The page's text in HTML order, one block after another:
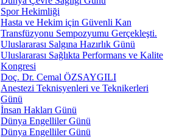
Spor Hekimliği
Hasta ve Hekim için Güvenli Kan
Transfüzyonu Sempozyumu Gerçekleşti.
Uluslararası Salgına Hazırlık Günü
Uluslararası Sağlıkta Performans ve Kalite
Kongresi
Doç. Dr. Cemal ÖZSAYGILI
Anestezi Teknisyenleri ve Teknikerleri
Günü
İnsan Hakları Günü
Dünya Engelliler Günü
Dünya Engelliler Günü